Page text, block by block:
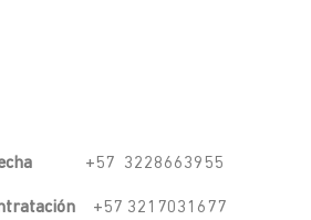
+57 3228663955
+57 3217031677